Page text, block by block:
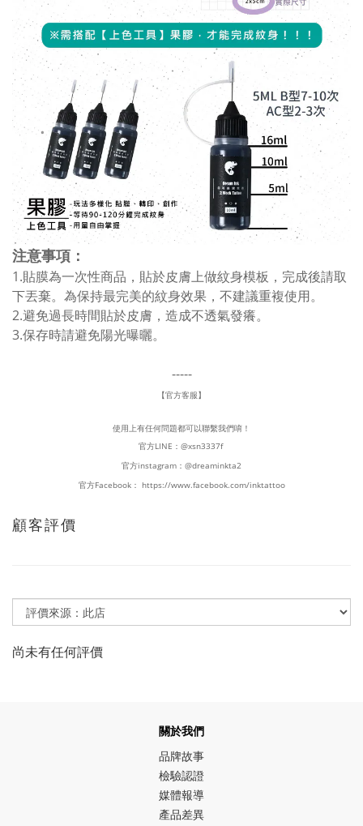
注意事項：
1.貼膜為一次性商品，貼於皮膚上做紋身模板，完成後請取
下丟棄。為保持最完美的紋身效果，不建議重複使用。
2.避免過長時間貼於皮膚，造成不透氣發癢。
3.保存時請避免陽光曝曬。
-----
【官方客服】
使用上有任何問題都可以聯繫我們唷！
官方LINE： @xsn3337f
官方instagram： @dreaminkta2
官方Facebook： https://www.facebook.com/inktattoo
顧客評價
尚未有任何評價
關於我們
品牌故事
檢驗認證
媒體報導
產品差異